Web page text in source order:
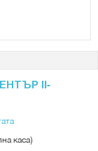
ІІ-
каса)